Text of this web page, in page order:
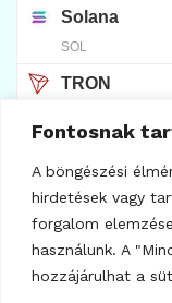
Fontosnak
A böngészési
hirdetések vagy
forgalom
használunk. A
hozzájárulhat a
Uniswap